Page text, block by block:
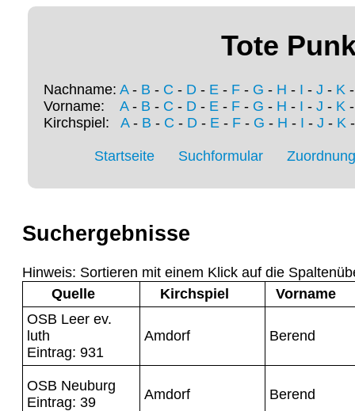
Tote
Nachname: A- B - C - D - E - F - G - H - I - J - K
Vorname: A- B - C - D - E - F - G - H - I - J - K
Kirchspiel: A- B - C - D- E- F- G - H - I - J - K
Startseite Suchformular
Suchergebnisse
Hinweis: Sortieren mit einem Klick auf die
Quelle
Kirchspiel
Vorname
OSB Leer ev.
luth
Eintrag: 931
Amdorf Berend
OSB Neuburg
Eintrag: 39
Amdorf Berend